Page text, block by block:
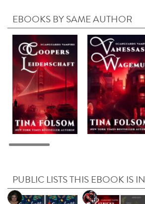
EBOOKS BY SAME AUTHOR
PUBLIC LISTS THIS EBOOK IS IN